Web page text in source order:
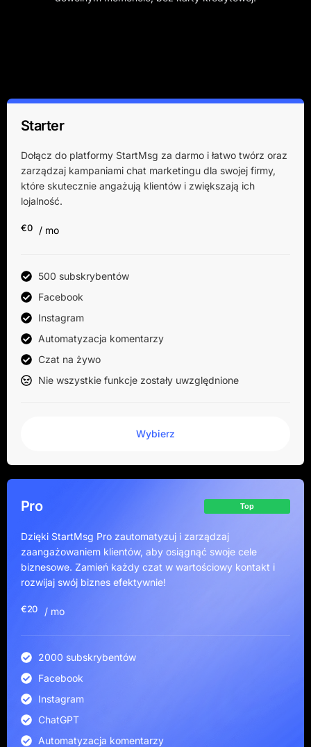
Starter
Dołącz do platformy StartMsg za darmo i łatwo twórz oraz
zarządzaj kampaniami chat marketingu dla swojej firmy,
które skutecznie angażują klientów i zwiększają ich
lojalność.
€0 / mo
500 subskrybentów
Facebook
Instagram
Automatyzacja komentarzy
Czat na żywo
Nie wszystkie funkcje zostały uwzględnione
Wybierz
Pro Top
Dzięki StartMsg Pro zautomatyzuj i zarządzaj
zaangażowaniem klientów, aby osiągnąć swoje cele
biznesowe. Zamień każdy czat w wartościowy kontakt i
rozwijaj swój biznes efektywnie!
€20 / mo
2000 subskrybentów
Facebook
Instagram
ChatGPT
Automatyzacja komentarzy